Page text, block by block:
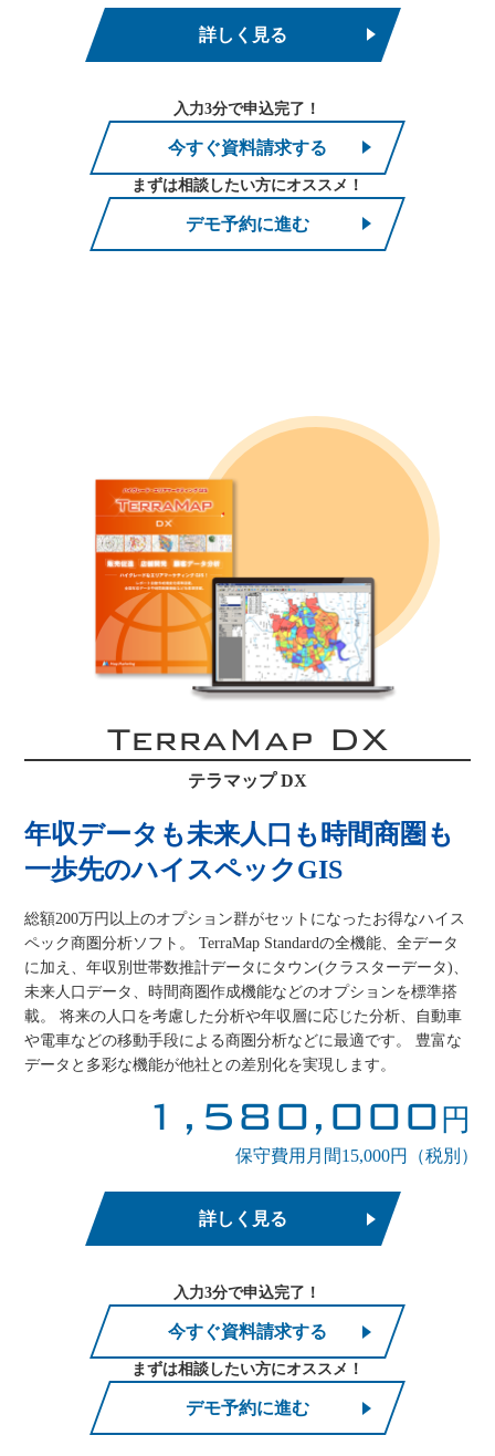
詳しく見る
入力3分で申込完了！
今すぐ資料請求する
まずは相談したい方にオススメ！
デモ予約に進む
TerraMap DX
テラマップ DX
年収データも未来人口も時間商圏も
一歩先のハイスペックGIS
総額200万円以上のオプション群がセットになったお得なハイス
ペック商圏分析ソフト。 TerraMap Standardの全機能、全データ
に加え、年収別世帯数推計データにタウン(クラスターデータ)、
未来人口データ、時間商圏作成機能などのオプションを標準搭
載。 将来の人口を考慮した分析や年収層に応じた分析、自動車
や電車などの移動手段による商圏分析などに最適です。 豊富な
データと多彩な機能が他社との差別化を実現します。
1,580,000 円
保守費用月間15,000円（税別）
詳しく見る
入力3分で申込完了！
今すぐ資料請求する
まずは相談したい方にオススメ！
デモ予約に進む